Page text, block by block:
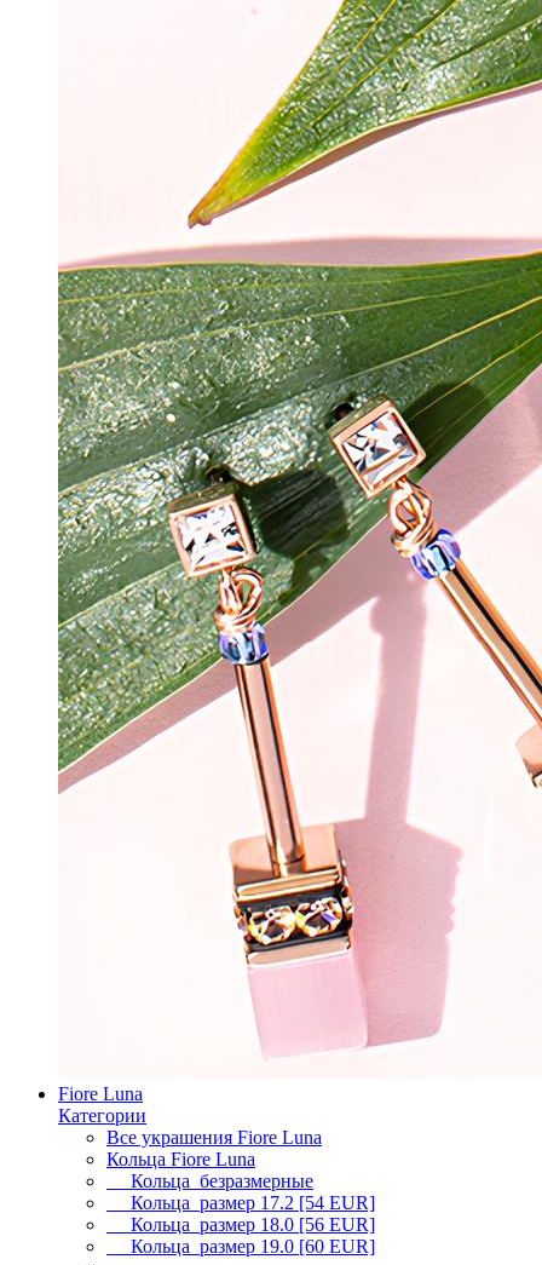
Fiore Luna
Категории
Все украшения Fiore Luna
Кольца Fiore Luna
Кольца безразмерные
Кольца размер 17.2 [54 EUR]
Кольца размер 18.0 [56 EUR]
Кольца размер 19.0 [60 EUR]